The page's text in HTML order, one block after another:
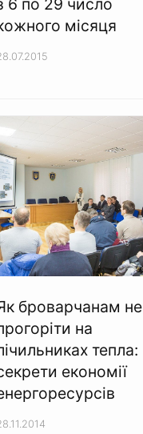
6 по 29 число
місяця
броварчанам не
на
тепла:
економії